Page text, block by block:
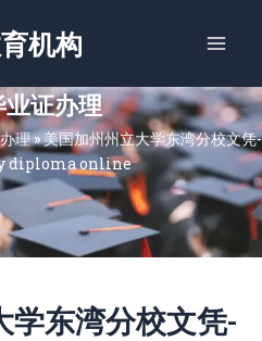
机构
业证办理
理»美国加州州立大学东湾分校文凭-
diploma online
学东湾分校文凭-